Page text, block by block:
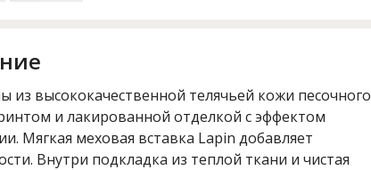
из высококачественной телячьей кожи песочного
и лакированной отделкой с эффектом
Мягкая меховая вставка Lapin добавляет
Внутри подкладка из теплой ткани и чистая